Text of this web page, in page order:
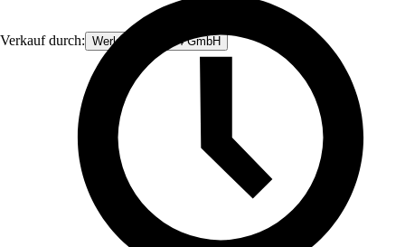
Verkauf durch: Werkzeugstore24 GmbH